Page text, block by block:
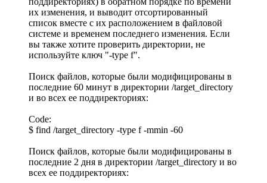
их изменения, и выводит отсортированный
список вместе с их расположением в файловой
системе и временем последнего изменения. Если
вы также хотите проверить директории, не
используйте ключ "-type f".
Поиск файлов, которые были модифицированы в
последние 60 минут в директории /target_directory
и во всех ее поддиректориях:
Code:
$ find /target_directory -type f -mmin -60
Поиск файлов, которые были модифицированы в
последние 2 дня в директории /target_directory и во
всех ее поддиректориях: